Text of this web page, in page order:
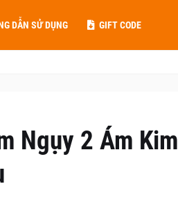
DẪN SỬ DỤNG GIFT CODE
Ngụy 2 Ám Kim